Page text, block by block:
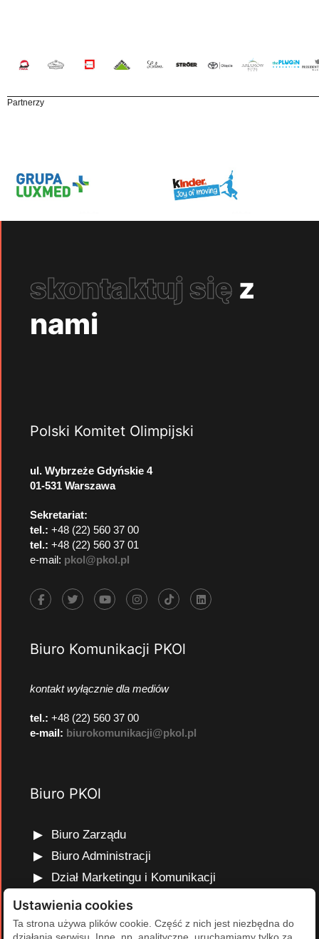
Partnerzy
skontaktuj się z
nami
Polski Komitet Olimpijski
ul. Wybrzeże Gdyńskie 4
01-531 Warszawa
Sekretariat:
tel.: +48 (22) 560 37 00
tel.: +48 (22) 560 37 01
e-mail: pkol@pkol.pl
Biuro Komunikacji PKOl
kontakt wyłącznie dla mediów
tel.: +48 (22) 560 37 00
e-mail: biurokomunikacji@pkol.pl
Biuro PKOl
Biuro Zarządu
Biuro Administracji
Dział Marketingu i Komunikacji
Dział Edukacji Olimpijskiej
Dział Finansów i Kadr
Ustawienia cookies
Ta strona używa plików cookie. Część z nich jest niezbędna do